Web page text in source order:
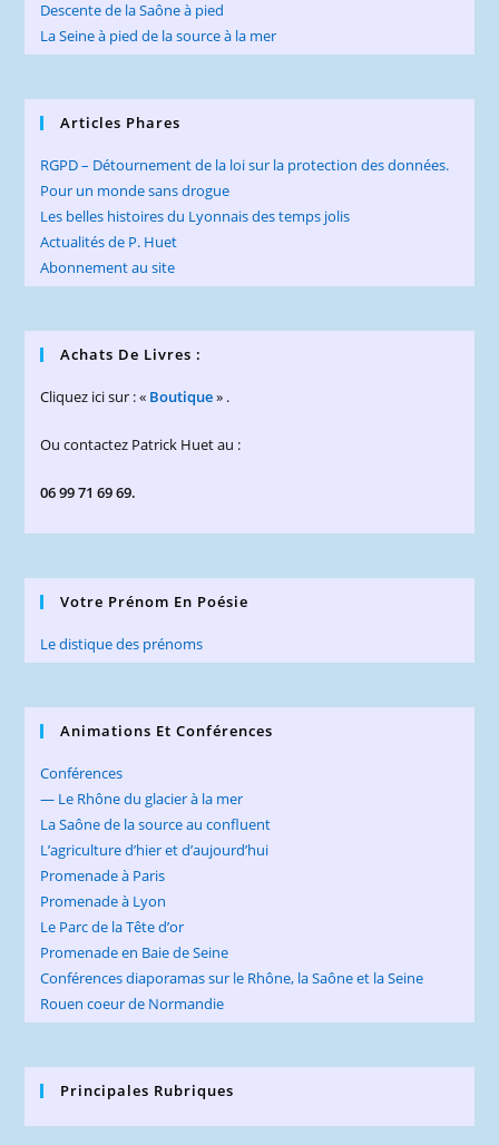
Descente de la Saône à pied
La Seine à pied de la source à la mer
Articles Phares
RGPD – Détournement de la loi sur la protection des données.
Pour un monde sans drogue
Les belles histoires du Lyonnais des temps jolis
Actualités de P. Huet
Abonnement au site
Achats De Livres :
Cliquez ici sur : « Boutique» .
Ou contactez Patrick Huet au :
06 99 71 69 69.
Votre Prénom En Poésie
Le distique des prénoms
Animations Et Conférences
Conférences
— Le Rhône du glacier à la mer
La Saône de la source au confluent
L’agriculture d’hier et d’aujourd’hui
Promenade à Paris
Promenade à Lyon
Le Parc de la Tête d’or
Promenade en Baie de Seine
Conférences diaporamas sur le Rhône, la Saône et la Seine
Rouen coeur de Normandie
Principales Rubriques